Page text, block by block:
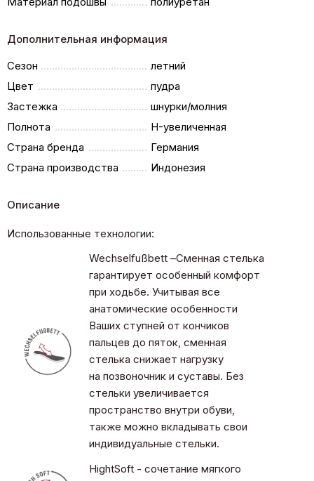
Дополнительная информация
Сезон
летний
Цвет
пудра
Застежка
шнурки/молния
Полнота
H-увеличенная
Страна бренда
Германия
Страна производства
Индонезия
Описание
Использованные технологии:
Wechselfußbett –Сменная стелька
гарантирует особенный комфорт
при ходьбе. Учитывая все
анатомические особенности
Ваших ступней от кончиков
пальцев до пяток, сменная
стелька снижает нагрузку
на позвоночник и суставы. Без
стельки увеличивается
пространство внутри обуви,
также можно вкладывать свои
индивидуальные стельки.
HightSoft - сочетание мягкого